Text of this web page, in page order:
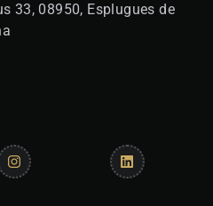
33, 08950, Esplugues de
I
n
s
L
i
n
Y
o
u
T
e
l